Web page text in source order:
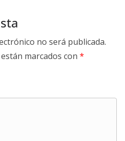
no será publicada.
marcados con *